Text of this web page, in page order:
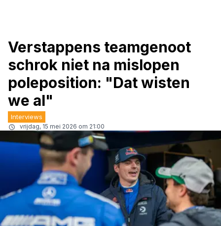
Verstappens teamgenoot
schrok niet na mislopen
poleposition: "Dat wisten
we al"
Interviews
vrijdag, 15 mei 2026 om 21:00